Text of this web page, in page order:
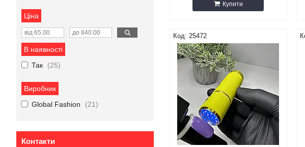
Купити
25472
Ціна
В наявності
Так
25
Виробник
Global Fashion
21
Контакти